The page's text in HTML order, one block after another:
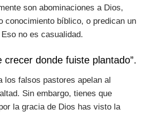
son abominaciones a Dios,
conocimiento bíblico, o predican un
no es casualidad.
crecer donde fuiste plantado”.
los falsos pastores apelan al
Sin embargo, tienes que
la gracia de Dios has visto la